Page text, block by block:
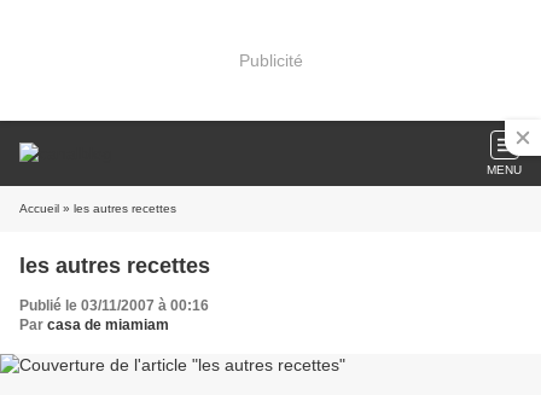
Publicité
MENU
Accueil » les autres recettes
les autres recettes
Publié le 03/11/2007 à 00:16
Par casa de miamiam